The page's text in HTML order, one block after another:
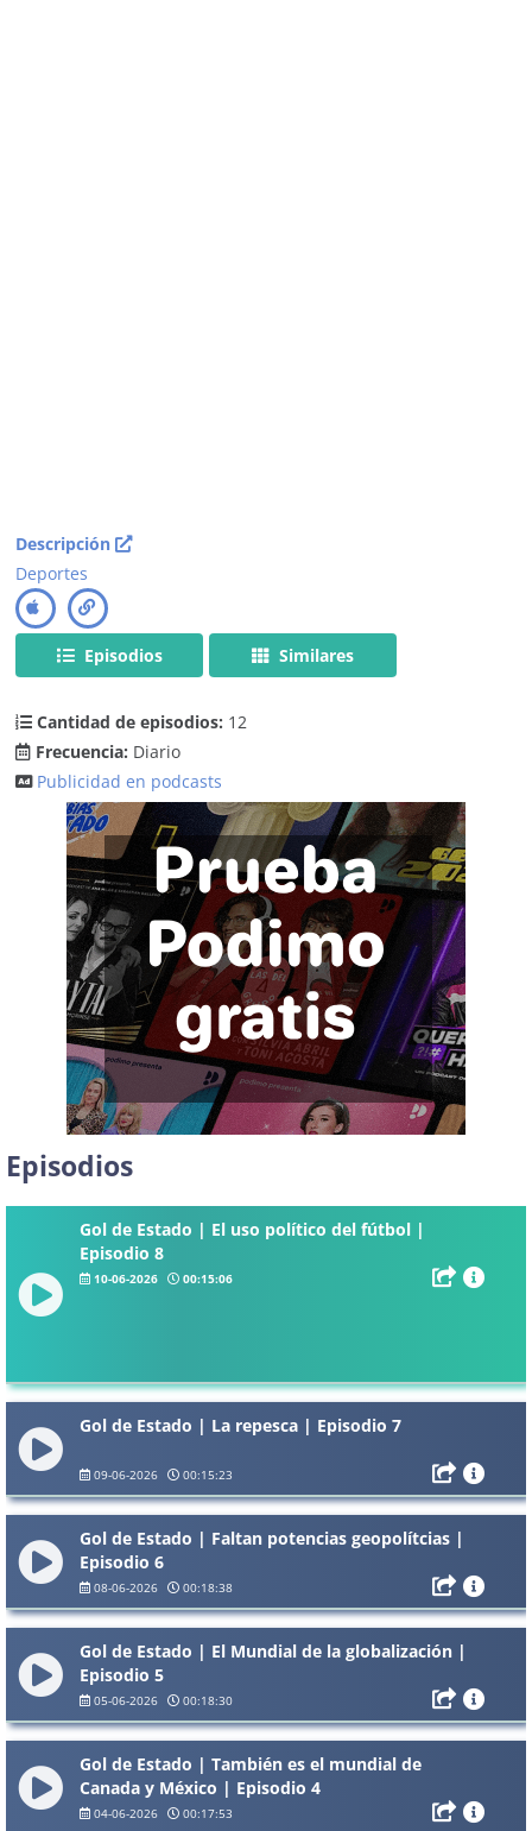
Descripción
Deportes
Episodios Similares
Cantidad de episodios: 12
Frecuencia: Diario
Publicidad en podcasts
Episodios
Gol de Estado | El uso político del fútbol |
Episodio 8
10-06-2026 00:15:06
Gol de Estado | La repesca | Episodio 7
09-06-2026 00:15:23
Gol de Estado | Faltan potencias geopolítcias |
Episodio 6
08-06-2026 00:18:38
Gol de Estado | El Mundial de la globalización |
Episodio 5
05-06-2026 00:18:30
Gol de Estado | También es el mundial de
Canada y México | Episodio 4
04-06-2026 00:17:53